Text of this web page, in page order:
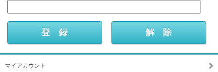
マイアカウント